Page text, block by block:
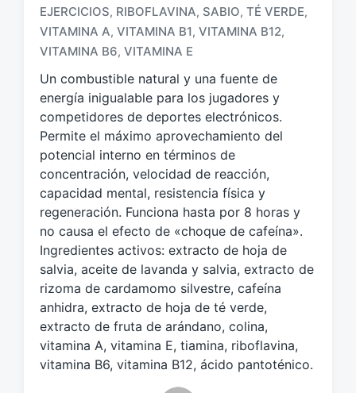
t
i
u
e
t
d
o
c
o
n
EJERCICIOS, RIBOFLAVINA, SABIO, TÉ VERDE,
VITAMINA A, VITAMINA B1, VITAMINA B12,
VITAMINA B6, VITAMINA E
Un combustible natural y una fuente de
energía inigualable para los jugadores y
competidores de deportes electrónicos.
Permite el máximo aprovechamiento del
potencial interno en términos de
concentración, velocidad de reacción,
capacidad mental, resistencia física y
regeneración. Funciona hasta por 8 horas y
no causa el efecto de «choque de cafeína».
Ingredientes activos: extracto de hoja de
salvia, aceite de lavanda y salvia, extracto de
rizoma de cardamomo silvestre, cafeína
anhidra, extracto de hoja de té verde,
extracto de fruta de arándano, colina,
vitamina A, vitamina E, tiamina, riboflavina,
vitamina B6, vitamina B12, ácido pantoténico.